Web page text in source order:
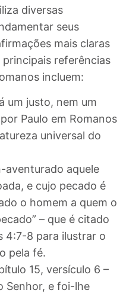
diversas
seus
mais claras
principais referências
incluem:
um justo, nem um
Paulo em Romanos
universal do
aventurado aquele
e cujo pecado é
o homem a quem o
– que é citado
4:7-8 para ilustrar o
pela fé.
15, versículo 6 –
Senhor, e foi-lhe